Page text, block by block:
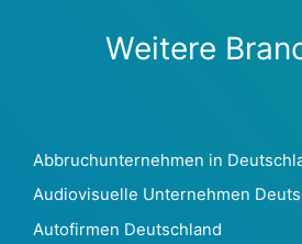
Kongo333
Demokratische Republik
Zypern 28.073
Tschechische Republik
Weitere
Abbruchunternehmen in
Audiovisuelle Unternehmen
Autofirmen Deutschland